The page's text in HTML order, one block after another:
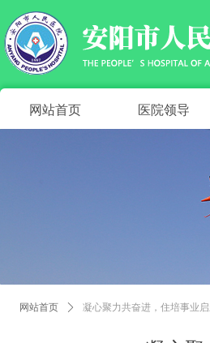
网站首页 医院领导
网站首页 ꄲ 凝心聚力共奋进，住培事业